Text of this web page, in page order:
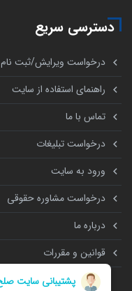
دسترسی سریع
درخواست ویرایش/ثبت نام
راهنمای استفاده از سایت
تماس با ما
درخواست تبلیغات
ورود به سایت
درخواست مشاوره حقوقی
درباره ما
قوانین و مقررات